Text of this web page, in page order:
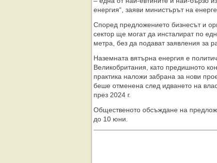
енергия“, заяви министърът на
Според предложението бизнесът и
сектор ще могат да инсталират по
метра, без да подават заявления за
Наземната вятърна енергия е
Великобритания, като предишното
практика наложи забрана за нови
беше отменена след идването на
през 2024 г.
Общественото обсъждане на
до 10 юни.